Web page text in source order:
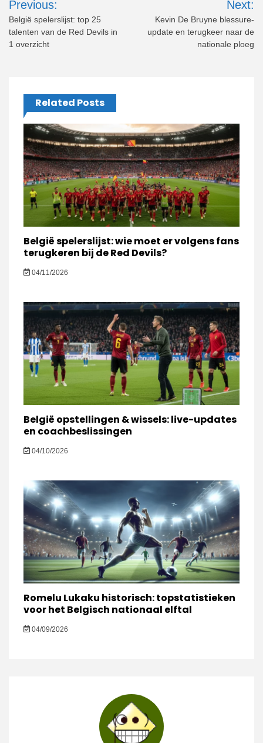
navigation
Previous:
België spelerslijst: top 25
talenten van de Red Devils in
1 overzicht
Next:
Kevin De Bruyne blessure-
update en terugkeer naar de
nationale ploeg
Related Posts
België spelerslijst: wie moet er volgens fans
terugkeren bij de Red Devils?
04/11/2026
België opstellingen & wissels: live-updates
en coachbeslissingen
04/10/2026
Romelu Lukaku historisch: topstatistieken
voor het Belgisch nationaal elftal
04/09/2026